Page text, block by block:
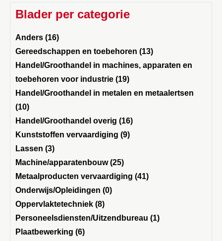
Blader per categorie
Anders (16)
Gereedschappen en toebehoren (13)
Handel/Groothandel in machines, apparaten en
toebehoren voor industrie (19)
Handel/Groothandel in metalen en metaalertsen
(10)
Handel/Groothandel overig (16)
Kunststoffen vervaardiging (9)
Lassen (3)
Machine/apparatenbouw (25)
Metaalproducten vervaardiging (41)
Onderwijs/Opleidingen (0)
Oppervlaktetechniek (8)
Personeelsdiensten/Uitzendbureau (1)
Plaatbewerking (6)